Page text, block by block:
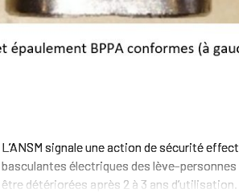
L’ANSM signale une action de sécurité
basculantes électriques des lève-
être détériorées après 2 à 3 ans d’utilisation.